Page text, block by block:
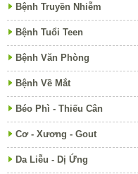
Bệnh Truyền Nhiễm
Bệnh Tuổi Teen
Bệnh Văn Phòng
Bệnh Về Mắt
Béo Phì - Thiếu Cân
Cơ - Xương - Gout
Da Liễu - Dị Ứng